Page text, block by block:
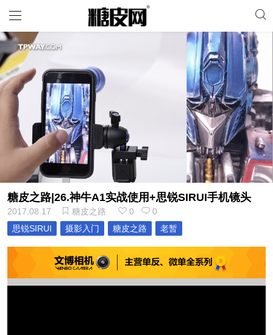
糖皮之路|26.神牛A1实战使用+思锐SIRUI手机镜头
2017.08.17 糖皮之路 0
0
思锐SIRUI
摄影入门 糖皮之路 老暂